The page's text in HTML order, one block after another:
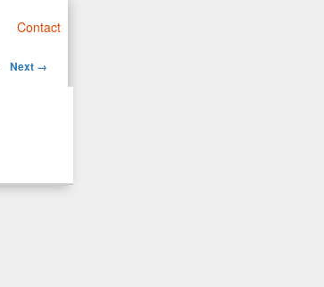
Contact
Next →